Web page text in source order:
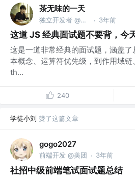
茶无味的一天
独立开发者 @迅排 · 3年前
这道 JS 经典面试题不要背，今
这是一道非常经典的面试题，涵盖了
本概念、运算符优先级，到作用域链
th...
240
学徒小刘 赞了这篇文章
gogo2027
前端开发 @美团 · 3年前
社招中级前端笔试面试题总结